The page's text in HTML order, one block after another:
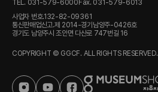
TEL. 031-579-6000Fax. 031-579-6013
사업자 번호.132-82-09361
통신판매업신고.제 2014-경기남양주-0426호
경기도 남양주시 조안면 다산로 747번길 16
COPYRIGHT © GGCF. ALL RIGHTS RESERVED.